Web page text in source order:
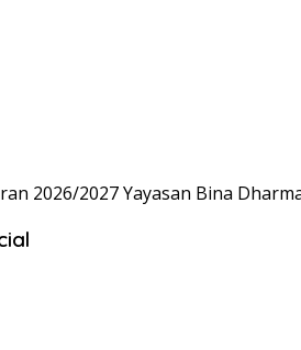
2026/2027 Yayasan Bina